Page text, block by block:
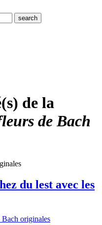
de la
de Bach
du lest avec les
originales